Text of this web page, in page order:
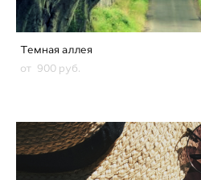
Темная аллея
от 900 pуб.